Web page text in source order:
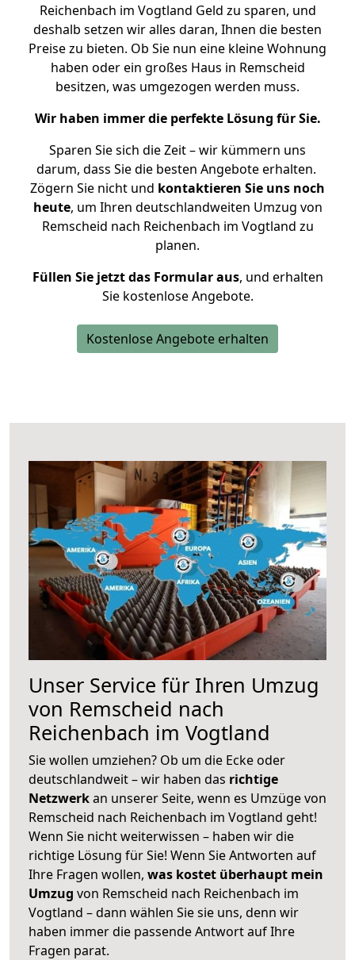
Reichenbach im Vogtland Geld zu sparen, und
deshalb setzen wir alles daran, Ihnen die besten
Preise zu bieten. Ob Sie nun eine kleine Wohnung
haben oder ein großes Haus in Remscheid
besitzen, was umgezogen werden muss.
Wir haben immer die perfekte Lösung für Sie.
Sparen Sie sich die Zeit – wir kümmern uns
darum, dass Sie die besten Angebote erhalten.
Zögern Sie nicht und kontaktieren Sie uns noch
heute, um Ihren deutschlandweiten Umzug von
Remscheid nach Reichenbach im Vogtland zu
planen.
Füllen Sie jetzt das Formular aus, und erhalten
Sie kostenlose Angebote.
Kostenlose Angebote erhalten
Unser Service für Ihren Umzug
von Remscheid nach
Reichenbach im Vogtland
Sie wollen umziehen? Ob um die Ecke oder
deutschlandweit – wir haben das richtige
Netzwerkan unserer Seite, wenn es Umzüge von
Remscheid nach Reichenbach im Vogtland geht!
Wenn Sie nicht weiterwissen – haben wir die
richtige Lösung für Sie! Wenn Sie Antworten auf
Ihre Fragen wollen, was kostet überhaupt mein
Umzug von Remscheid nach Reichenbach im
Vogtland – dann wählen Sie sie uns, denn wir
haben immer die passende Antwort auf Ihre
Fragen parat.